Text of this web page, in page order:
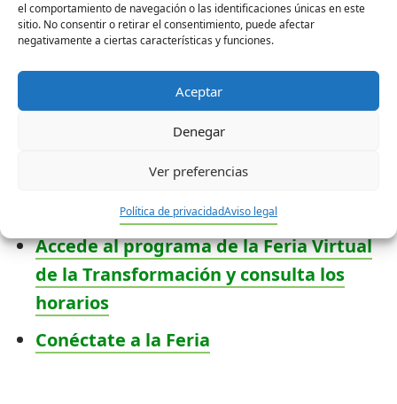
el comportamiento de navegación o las identificaciones únicas en este
sitio. No consentir o retirar el consentimiento, puede afectar
negativamente a ciertas características y funciones.
Aceptar
Denegar
Ver preferencias
Política de privacidadAviso legal
La labor de ‘Comunicación Plena’ se
inclusión: Trabajar por la visibilidad social
del colectivo, consiguiendo, además,
empoderar a las personas con discapacidad
intelectual haciéndolas protagonistas de
Accede al programa de la Feria Virtual
de la Transformación y consulta los
horarios
Conéctate a la Feria